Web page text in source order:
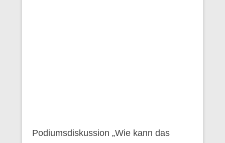
Podiumsdiskussion „Wie kann das